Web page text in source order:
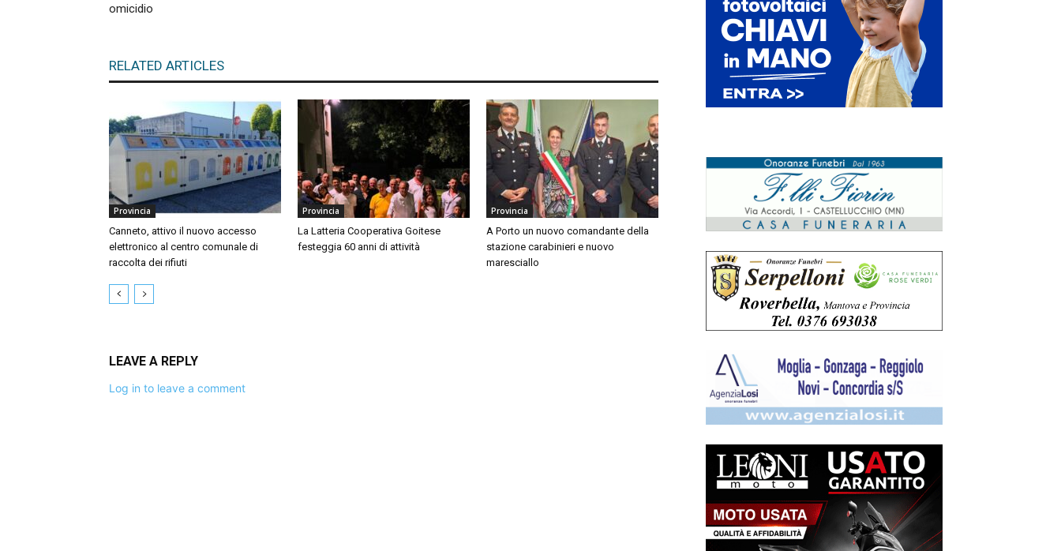
omicidio
RELATED ARTICLES
Provincia
Canneto, attivo il nuovo accesso
elettronico al centro comunale di
raccolta dei rifiuti
Provincia
La Latteria Cooperativa Goitese
festeggia 60 anni di attività
Provincia
A Porto un nuovo comandante della
stazione carabinieri e nuovo
maresciallo
LEAVE A REPLY
Log in to leave a comment